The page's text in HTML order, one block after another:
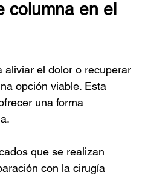
columna en el
aliviar el dolor o recuperar
opción viable. Esta
una forma
que se realizan
con la cirugía